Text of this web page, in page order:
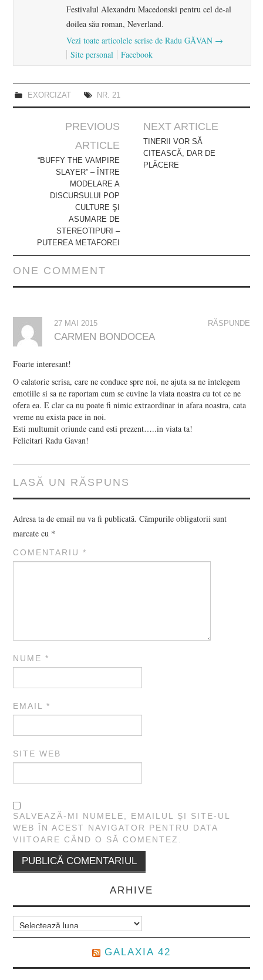
Festivalul Alexandru Macedonski pentru cel de-al
doilea său roman, Neverland.
Vezi toate articolele scrise de Radu GĂVAN →
Site personal
Facebook
EXORCIZAT NR. 21
navigation
PREVIOUS
ARTICLE
“BUFFY THE VAMPIRE
SLAYER” – ÎNTRE
MODELARE A
DISCURSULUI POP
CULTURE ŞI
ASUMARE DE
STEREOTIPURI –
PUTEREA METAFOREI
NEXT ARTICLE
TINERII VOR SĂ
CITEASCĂ, DAR DE
PLĂCERE
ONE COMMENT
RĂSPUNDE
27 MAI 2015
CARMEN BONDOCEA
Foarte interesant!
O calatorie scrisa, care ne conduce spre noi, ne ajuta sa ne intelegem
emotiile si sa ne raportam cum se cuvine la viata noastra cu tot ce ne
ofera ea. E clar ca nu poate fi nimic extraordinar in afara noastra, cata
vreme nu exista pace in noi.
Esti multumit oriunde cand esti prezent…..in viata ta!
Felicitari Radu Gavan!
LASĂ UN RĂSPUNS
Adresa ta de email nu va fi publicată. Câmpurile obligatorii sunt
marcate cu *
COMENTARIU*
NUME*
EMAIL*
SITE WEB
SALVEAZĂ-MI NUMELE, EMAILUL ȘI SITE-UL
WEB ÎN ACEST NAVIGATOR PENTRU DATA
VIITOARE CÂND O SĂ COMENTEZ.
ARHIVE
Arhive
GALAXIA 42